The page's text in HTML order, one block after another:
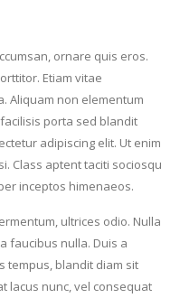
ornare quis eros.
Etiam vitae
Aliquam non elementum
porta sed blandit
adipiscing elit. Ut enim
Class aptent taciti sociosqu
inceptos himenaeos.
ultrices odio. Nulla
faucibus nulla. Duis a
tempus, blandit diam sit
lacus nunc, vel consequat